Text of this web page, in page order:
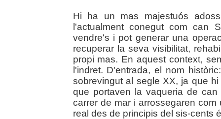
Hi ha un mas majestuós
l'actualment conegut com can
vendre's i pot generar una
recuperar la seva visibilitat,
propi mas. En aquest context,
l'indret. D'entrada, el nom
sobrevingut al segle XX, ja que
que portaven la vaqueria de
carrer de mar i arrossegaren
real des de principis del sis-cents